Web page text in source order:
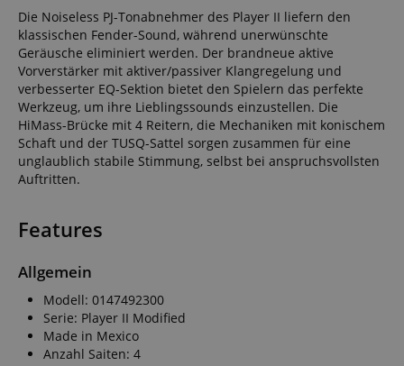
Die Noiseless PJ-Tonabnehmer des Player II liefern den
klassischen Fender-Sound, während unerwünschte
Geräusche eliminiert werden. Der brandneue aktive
Vorverstärker mit aktiver/passiver Klangregelung und
verbesserter EQ-Sektion bietet den Spielern das perfekte
Werkzeug, um ihre Lieblingssounds einzustellen. Die
HiMass-Brücke mit 4 Reitern, die Mechaniken mit konischem
Schaft und der TUSQ-Sattel sorgen zusammen für eine
unglaublich stabile Stimmung, selbst bei anspruchsvollsten
Auftritten.
Features
Allgemein
Modell: 0147492300
Serie: Player II Modified
Made in Mexico
Anzahl Saiten: 4